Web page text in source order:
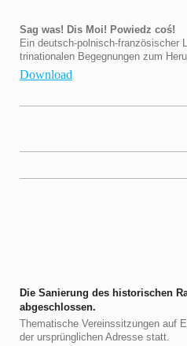
Sag was! Dis Moi! Powiedz coś!
Ein deutsch-polnisch-französischer
trinationalen Begegnungen zum
Download
Die Sanierung des historischen
abgeschlossen.
Thematische Vereinssitzungen auf
der ursprünglichen Adresse statt.